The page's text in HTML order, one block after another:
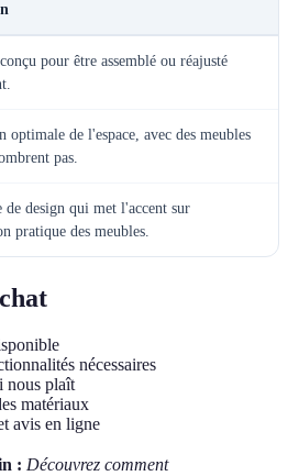
pour être assemblé ou réajusté
optimale de l'espace, avec des meubles
pas.
de design qui met l'accent sur
pratique des meubles.
nécessaires
nous plaît
matériaux
avis en ligne
: Découvrez comment